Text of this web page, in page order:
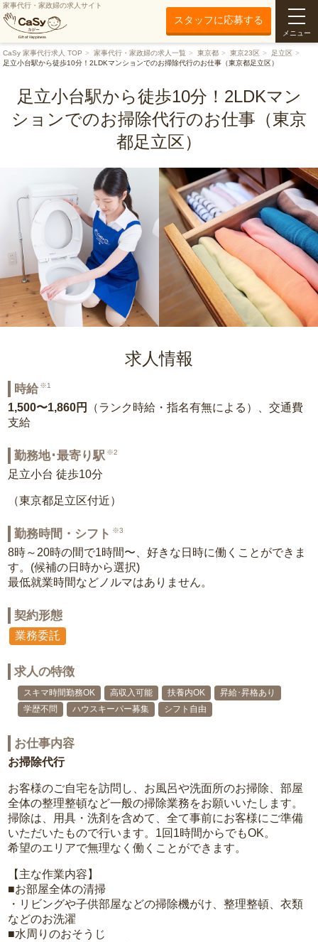
家事代行・家政婦の求人サイト
スタッフに応募する
メニュー
CaSy 家事代行求人 TOP 家事代行・家政婦の求人一覧 東京都 東京23区
足立区
足立小台駅から徒歩10分！2LDKマンションでのお掃除代行のお仕事（東京都足立区）
足立小台駅から徒歩10分！2LDKマン
ションでのお掃除代行のお仕事（東京
都足立区）
求人情報
時給 ※1
1,500〜1,860円
（ランク時給・指名有無による）、交通費
支給
勤務地･最寄り駅 ※2
足立小台 徒歩10分
（東京都足立区付近）
勤務時間・シフト ※3
8時～20時の間で1時間〜、好きな日時に働くことができま
す。(候補の日時から選択)
最低就業時間などノルマはありません。
契約形態
業務委託
求人の特徴
スキマ時間勤務OK 高収入可能 扶養内OK
昇給･昇格あり
学歴不問
ハウスキーパー募集 シフト自由
お仕事内容
お掃除代行
お客様のご自宅を訪問し、お風呂や洗面所のお掃除、部屋
全体の整理整頓など一般の掃除業務をお願いいたします。
掃除は、用具・洗剤を含めて、全て事前にお客様にご準備
いただいたもので行います。1回1時間からでもOK。
希望のエリアで無理なく働くことができます。
【主な作業内容】
■お部屋全体の清掃
・リビングや子供部屋などの掃除機がけ、整理整頓、衣類
などのお洗濯
■水周りのおそうじ